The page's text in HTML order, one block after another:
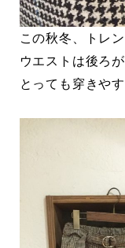
この秋冬、トレ
ウエストは後ろ
とっても穿きや